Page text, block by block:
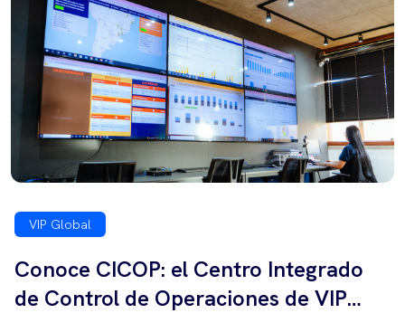
VIP Global
Conoce CICOP: el Centro Integrado
de Control de Operaciones de VIP